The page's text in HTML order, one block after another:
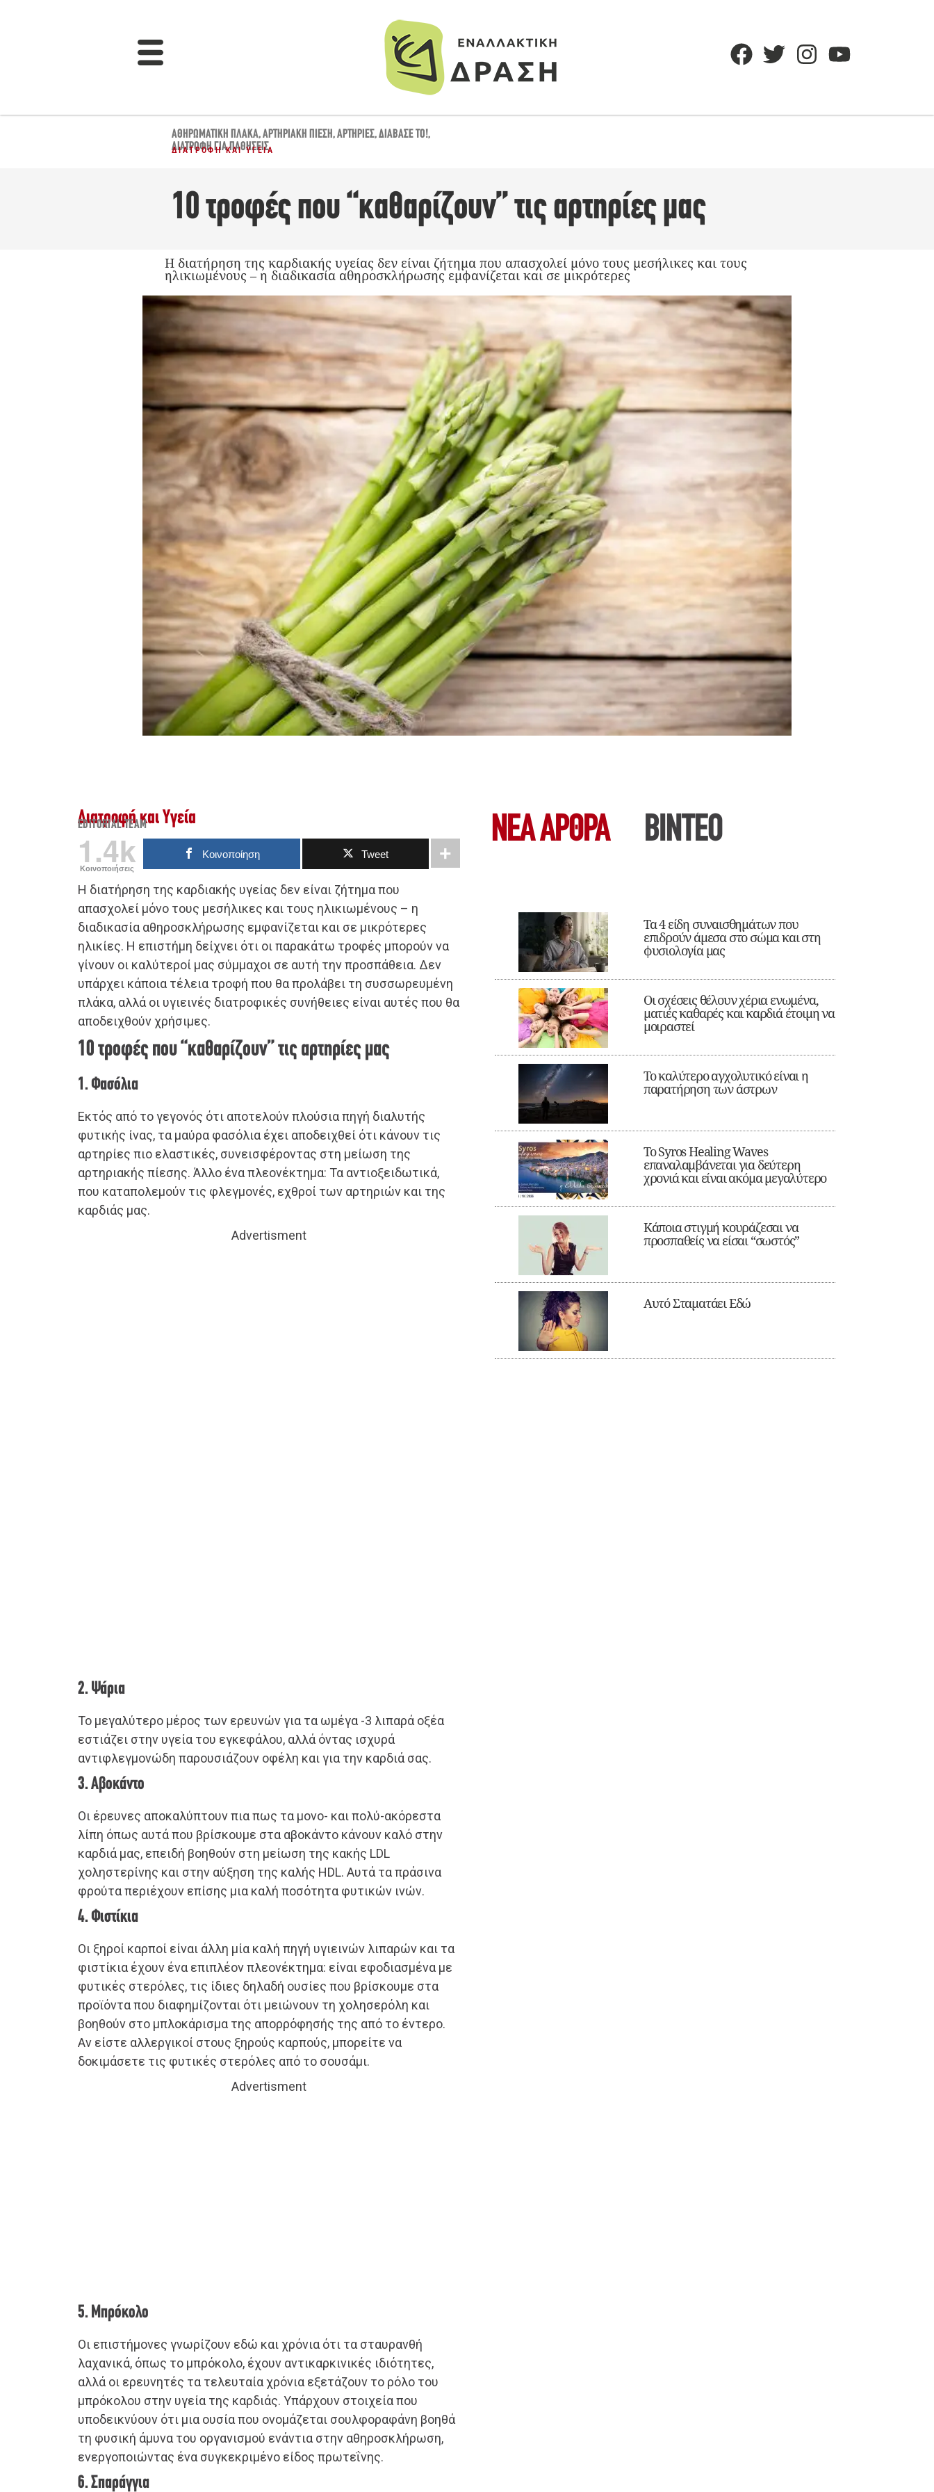
ΑΘΗΡΩΜΑΤΙΚΉ ΠΛΆΚΑ,ΑΡΤΗΡΙΑΚΉ ΠΊΕΣΗ,ΑΡΤΗΡΊΕΣ,ΔΙΆΒΑΣΈ ΤΟ!,
ΔΙΑΤΡΟΦΉ ΓΙΑ ΠΑΘΉΣΕΙΣ
ΔΙΑΤΡΟΦΉ ΚΑΙ ΥΓΕΊΑ
10 τροφές που “καθαρίζουν” τις αρτηρίες μας
Η διατήρηση της καρδιακής υγείας δεν είναι ζήτημα που απασχολεί μόνο τους μεσήλικες και τους
ηλικιωμένους – η διαδικασία αθηροσκλήρωσης εμφανίζεται και σε μικρότερες
Διατροφή και Υγεία
EDITORIAL TEAM
1.4k
Κοινοποιήσεις
Κοινοποίηση Tweet
Η διατήρηση της καρδιακής υγείας δεν είναι ζήτημα που
απασχολεί μόνο τους μεσήλικες και τους ηλικιωμένους – η
διαδικασία αθηροσκλήρωσης εμφανίζεται και σε μικρότερες
ηλικίες. Η επιστήμη δείχνει ότι οι παρακάτω τροφές μπορούν να
γίνουν οι καλύτεροί μας σύμμαχοι σε αυτή την προσπάθεια. Δεν
υπάρχει κάποια τέλεια τροφή που θα προλάβει τη συσσωρευμένη
πλάκα, αλλά οι υγιεινές διατροφικές συνήθειες είναι αυτές που θα
αποδειχθούν χρήσιμες.
10 τροφές που “καθαρίζουν” τις αρτηρίες μας
1. Φασόλια
Εκτός από το γεγονός ότι αποτελούν πλούσια πηγή διαλυτής
φυτικής ίνας, τα μαύρα φασόλια έχει αποδειχθεί ότι κάνουν τις
αρτηρίες πιο ελαστικές, συνεισφέροντας στη μείωση της
αρτηριακής πίεσης. Άλλο ένα πλεονέκτημα: Τα αντιοξειδωτικά,
που καταπολεμούν τις φλεγμονές, εχθροί των αρτηριών και της
καρδιάς μας.
Advertisment
2. Ψάρια
Το μεγαλύτερο μέρος των ερευνών για τα ωμέγα -3 λιπαρά οξέα
εστιάζει στην υγεία του εγκεφάλου, αλλά όντας ισχυρά
αντιφλεγμονώδη παρουσιάζουν οφέλη και για την καρδιά σας.
3. Αβοκάντο
Οι έρευνες αποκαλύπτουν πια πως τα μονο- και πολύ-ακόρεστα
λίπη όπως αυτά που βρίσκουμε στα αβοκάντο κάνουν καλό στην
καρδιά μας, επειδή βοηθούν στη μείωση της κακής LDL
χοληστερίνης και στην αύξηση της καλής HDL. Αυτά τα πράσινα
φρούτα περιέχουν επίσης μια καλή ποσότητα φυτικών ινών.
4. Φιστίκια
Οι ξηροί καρποί είναι άλλη μία καλή πηγή υγιεινών λιπαρών και τα
φιστίκια έχουν ένα επιπλέον πλεονέκτημα: είναι εφοδιασμένα με
φυτικές στερόλες, τις ίδιες δηλαδή ουσίες που βρίσκουμε στα
προϊόντα που διαφημίζονται ότι μειώνουν τη χολησερόλη και
βοηθούν στο μπλοκάρισμα της απορρόφησής της από το έντερο.
Αν είστε αλλεργικοί στους ξηρούς καρπούς, μπορείτε να
δοκιμάσετε τις φυτικές στερόλες από το σουσάμι.
Advertisment
5. Μπρόκολο
Οι επιστήμονες γνωρίζουν εδώ και χρόνια ότι τα σταυρανθή
λαχανικά, όπως το μπρόκολο, έχουν αντικαρκινικές ιδιότητες,
αλλά οι ερευνητές τα τελευταία χρόνια εξετάζουν το ρόλο του
μπρόκολου στην υγεία της καρδιάς. Υπάρχουν στοιχεία που
υποδεικνύουν ότι μια ουσία που ονομάζεται σουλφοραφάνη βοηθά
τη φυσική άμυνα του οργανισμού ενάντια στην αθηροσκλήρωση,
ενεργοποιώντας ένα συγκεκριμένο είδος πρωτεΐνης.
6. Σπαράγγια
ΝΕΑ ΆΡΘΡΑ ΒΙΝΤΕΟ
Τα 4 είδη συναισθημάτων που
επιδρούν άμεσα στο σώμα και στη
φυσιολογία μας
Οι σχέσεις θέλουν χέρια ενωμένα,
ματιές καθαρές και καρδιά έτοιμη να
μοιραστεί
Το καλύτερο αγχολυτικό είναι η
παρατήρηση των άστρων
Το Syros Healing Waves
επαναλαμβάνεται για δεύτερη
χρονιά και είναι ακόμα μεγαλύτερο
Κάποια στιγμή κουράζεσαι να
προσπαθείς να είσαι “σωστός”
Αυτό Σταματάει Εδώ